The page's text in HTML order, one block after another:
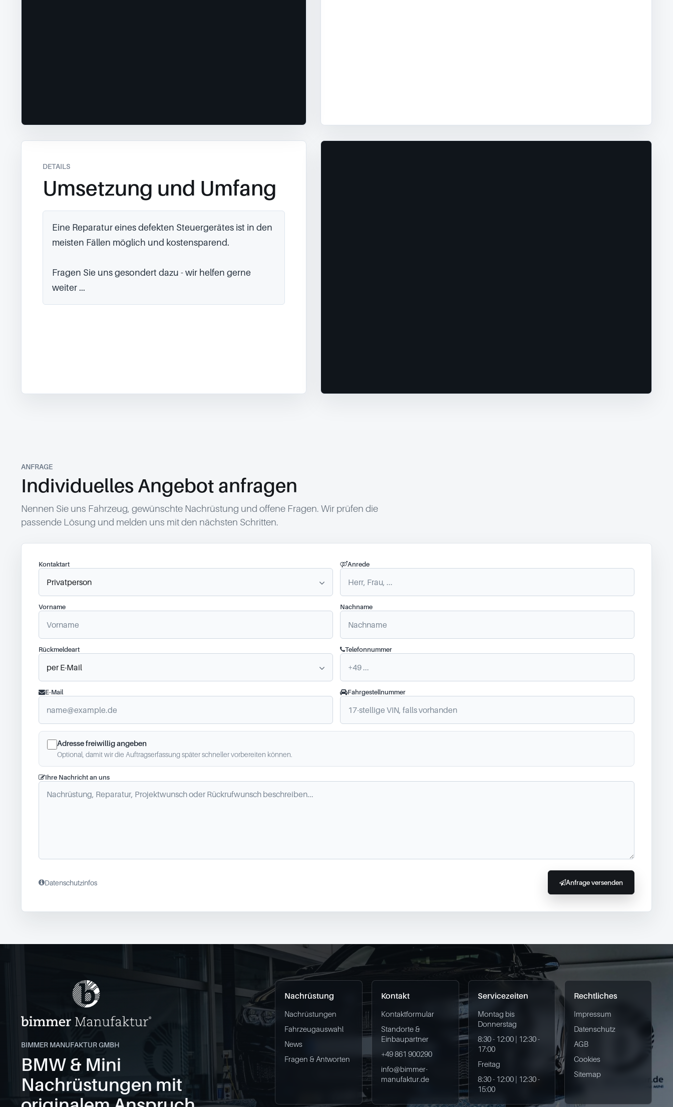
DETAILS
Umsetzung und Umfang
Eine Reparatur eines defekten Steuergerätes ist in den
meisten Fällen möglich und kostensparend.
Fragen Sie uns gesondert dazu - wir helfen gerne
weiter ...
ANFRAGE
Individuelles Angebot anfragen
Nennen Sie uns Fahrzeug, gewünschte Nachrüstung und offene Fragen. Wir prüfen die
passende Lösung und melden uns mit den nächsten Schritten.
Kontaktart Anrede
Vorname Nachname
Rückmeldeart Telefonnummer
E-Mail Fahrgestellnummer
Adresse freiwillig angeben
Optional, damit wir die Auftragserfassung später schneller vorbereiten können.
Ihre Nachricht an uns
Datenschutzinfos Anfrage versenden
BIMMER MANUFAKTUR GMBH
BMW & Mini
Nachrüstungen mit
Nachrüstung
Nachrüstungen
Fahrzeugauswahl
News
Fragen & Antworten
Kontakt
Kontaktformular
Standorte &
Einbaupartner
+49 861 900290
info@bimmer-
manufaktur.de
Servicezeiten
Montag bis
Donnerstag
8:30 - 12:00 | 12:30 -
17:00
Freitag
8:30 - 12:00 | 12:30 -
15:00
Rechtliches
Impressum
Datenschutz
AGB
Cookies
Sitemap